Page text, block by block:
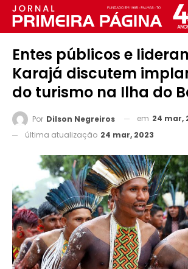
Entes públicos e
Karajá discutem
do turismo na Ilha do
Por Dilson Negreiros em 24 mar,
última atualização 24 mar, 2023